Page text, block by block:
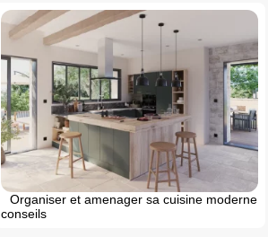
Organiser et amenager sa cuisine moderne
conseils